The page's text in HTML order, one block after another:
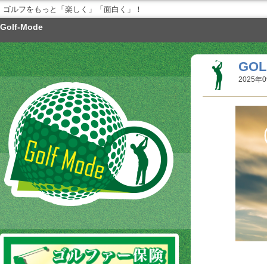
ゴルフをもっと「楽しく」「面白く」！
Golf-Mode
2025年